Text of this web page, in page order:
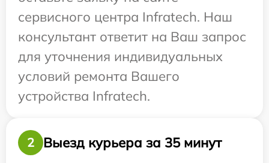
сервисного центра Infratech. Наш
консультант ответит на Ваш запрос
для уточнения индивидуальных
условий ремонта Вашего
устройства Infratech.
2
Выезд курьера за 35 минут